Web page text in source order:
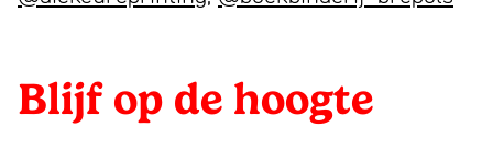
Blijf op de hoogte